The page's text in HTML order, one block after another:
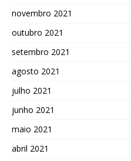
novembro 2021
outubro 2021
setembro 2021
agosto 2021
julho 2021
junho 2021
maio 2021
abril 2021